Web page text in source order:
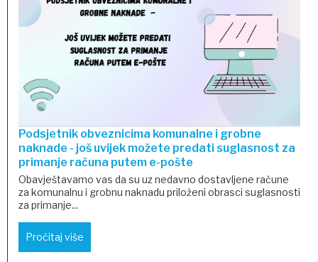
Podsjetnik obveznicima komunalne i grobne
naknade - još uvijek možete predati suglasnost za
primanje računa putem e-pošte
Obavještavamo vas da su uz nedavno dostavljene račune
za komunalnu i grobnu naknadu priloženi obrasci suglasnosti
za primanje...
Pročitaj više